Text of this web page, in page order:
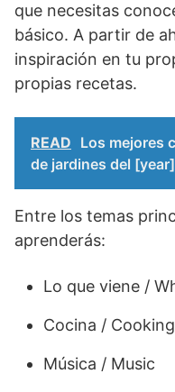
que necesitas
básico. A partir de
inspiración en tu
propias recetas.
READ Los mejores
de jardines del [year]
Entre los temas
aprenderás:
Lo que viene /
Cocina / Cooking
Música / Music